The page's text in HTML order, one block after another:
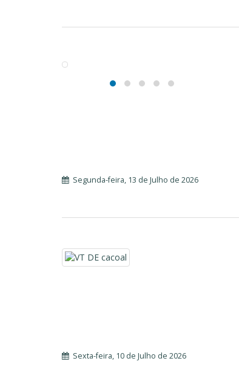
Segunda-feira, 13 de Julho de 2026
Sexta-feira, 10 de Julho de 2026